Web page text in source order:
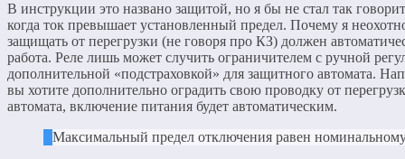
В инструкции это названо защитой, но я бы не стал так
когда ток превышает установленный предел. Почему я
защищать от перегрузки (не говоря про КЗ) должен
работа. Реле лишь может случить ограничителем с ручной
дополнительной «подстраховкой» для защитного автомата.
вы хотите дополнительно оградить свою проводку от
автомата, включение питания будет автоматическим.
Максимальный предел отключения равен